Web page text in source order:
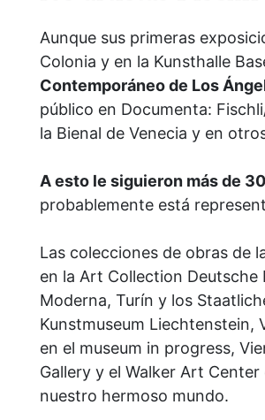
Aunque sus primeras
Colonia y en la Kunsthalle
Contemporáneo de Los
público en Documenta:
la Bienal de Venecia y en
A esto le siguieron más de
probablemente está
Las colecciones de obras de
en la Art Collection Deutsche
Moderna, Turín y los
Kunstmuseum Liechtenstein,
en el museum in progress,
Gallery y el Walker Art
nuestro hermoso mundo.